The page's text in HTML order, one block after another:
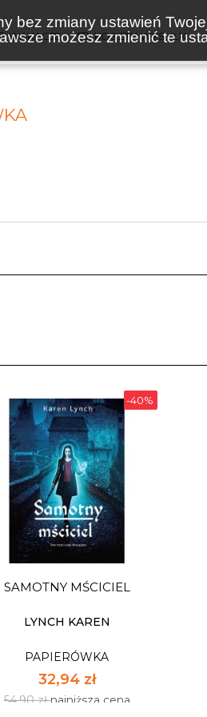
bez zmiany ustawień
możesz zmienić te
WAKACJE KOSZTY WYSYŁKI
-40%
SAMOTNY MŚCICIEL
LYNCH KAREN
PAPIERÓWKA
32,94 zł
54,90 złnajniższa cena